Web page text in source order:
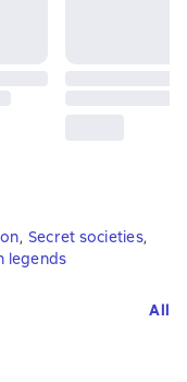
, Secret societies,
legends
All